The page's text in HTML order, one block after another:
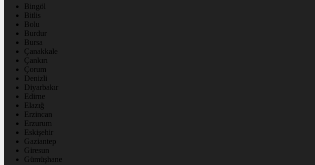
Bingöl
Bitlis
Bolu
Burdur
Bursa
Çanakkale
Çankırı
Çorum
Denizli
Diyarbakır
Edirne
Elazığ
Erzincan
Erzurum
Eskişehir
Gaziantep
Giresun
Gümüşhane